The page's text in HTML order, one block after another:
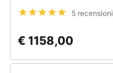
5 recensioni
€ 1158,00